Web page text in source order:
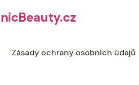
Zásady ochrany osobních údajů